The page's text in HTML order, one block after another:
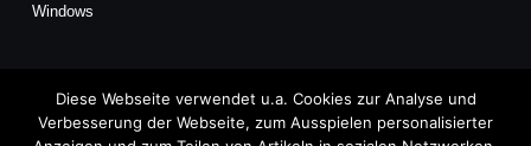
Windows
Diese Webseite verwendet u.a. Cookies zur Analyse und
Verbesserung der Webseite, zum Ausspielen personalisierter